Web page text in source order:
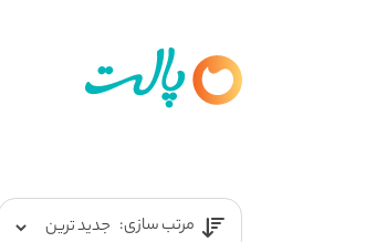
مرتب سازی: